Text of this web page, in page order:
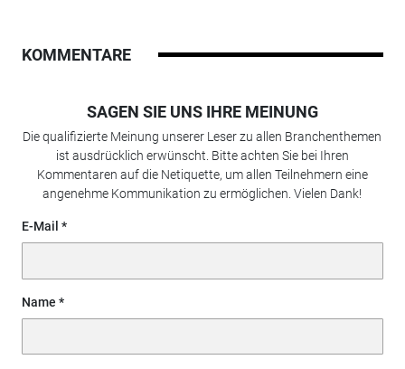
KOMMENTARE
SAGEN SIE UNS IHRE MEINUNG
Die qualifizierte Meinung unserer Leser zu allen Branchenthemen
ist ausdrücklich erwünscht. Bitte achten Sie bei Ihren
Kommentaren auf die Netiquette, um allen Teilnehmern eine
angenehme Kommunikation zu ermöglichen. Vielen Dank!
E-Mail
Name